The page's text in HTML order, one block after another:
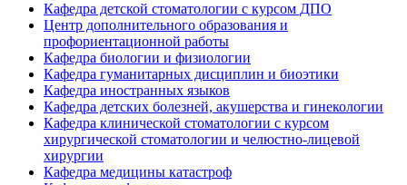
Кафедра детской стоматологии с курсом ДПО
Центр дополнительного образования и
профориентационной работы
Кафедра биологии и физиологии
Кафедра гуманитарных дисциплин и биоэтики
Кафедра иностранных языков
Кафедра детских болезней, акушерства и гинекологии
Кафедра клинической стоматологии с курсом
хирургической стоматологии и челюстно-лицевой
хирургии
Кафедра медицины катастроф